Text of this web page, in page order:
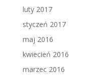
luty 2017
styczeń 2017
maj 2016
kwiecień 2016
marzec 2016